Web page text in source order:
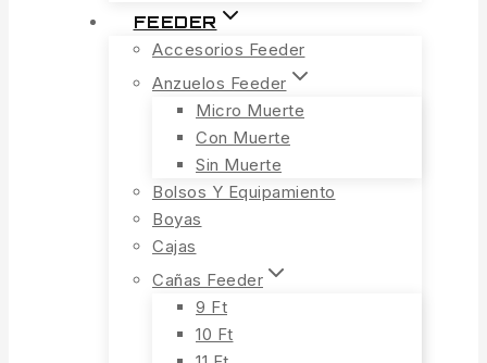
FEEDER
Accesorios Feeder
Anzuelos Feeder
Micro Muerte
Con Muerte
Sin Muerte
Bolsos Y Equipamiento
Boyas
Cajas
Cañas Feeder
9 Ft
10 Ft